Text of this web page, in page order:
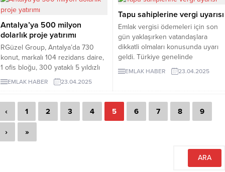
geçildiğini duyurdu. Gürcan,
“Vatandaşın zor anından
faydalananlara göz
yummayacağız” diyerek, haksız
artış yapan kişi ve firmalara idari
yaptırımların gecikmeksizin
uygulanacağını vurguladı.
Deprem riski gündemdeki yerini
korurken, İstanbul konut
satışlarında yine liderliğini
sürdürüyor.
Antalya’ya 500 milyon
dolarlık proje yatırımı
RGüzel Group, Antalya’da 730
konut, markalı 104 rezidans daire,
1 ofis bloğu, 300 yataklı 5 yıldızlı
otel ve alışveriş merkezine sahip
karma yaşam projesi LUVIYA
Toplam 500 milyon dolarlık
EMLAK HABER 23.04.2025
Tapu sahiplerine vergi uyarısı
Emlak vergisi ödemeleri için son
gün yaklaşırken vatandaşlara
dikkatli olmaları konusunda uyarı
geldi. Türkiye genelinde
milyonlarca taşınmaz sahibini
ilgilendiren emlak vergisi 1. taksit
yapmayan vatandaşlar, gecikme
EMLAK HABER 23.04.2025
‹ 1 2 3 4 5 6 7 8 9
› »